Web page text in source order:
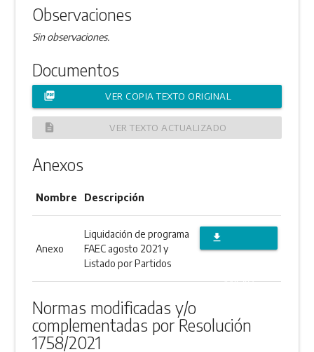
Observaciones
Sin observaciones.
Documentos
picture_as_pdf VER COPIA TEXTO ORIGINAL
description VER TEXTO ACTUALIZADO
Anexos
Nombre Descripción
Anexo
Liquidación de programa
FAEC agosto 2021 y
Listado por Partidos
file_download
ANEXO
Normas modificadas y/o
complementadas por Resolución
1758/2021